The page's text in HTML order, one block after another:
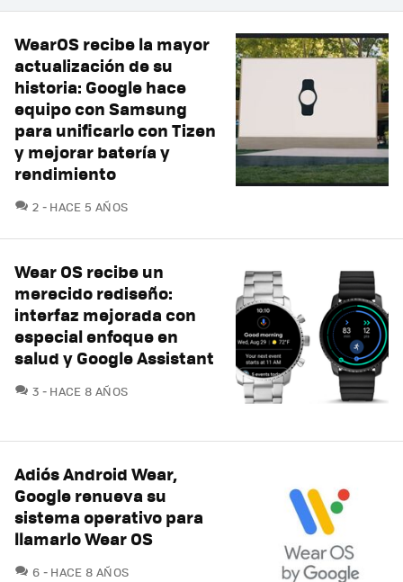
WearOS recibe la mayor
actualización de su
historia: Google hace
equipo con Samsung
para unificarlo con Tizen
y mejorar batería y
rendimiento
2 COMENTARIOS
HACE 5 AÑOS
Wear OS recibe un
merecido rediseño:
interfaz mejorada con
especial enfoque en
salud y Google Assistant
3 COMENTARIOS
HACE 8 AÑOS
Adiós Android Wear,
Google renueva su
sistema operativo para
llamarlo Wear OS
6 COMENTARIOS
HACE 8 AÑOS